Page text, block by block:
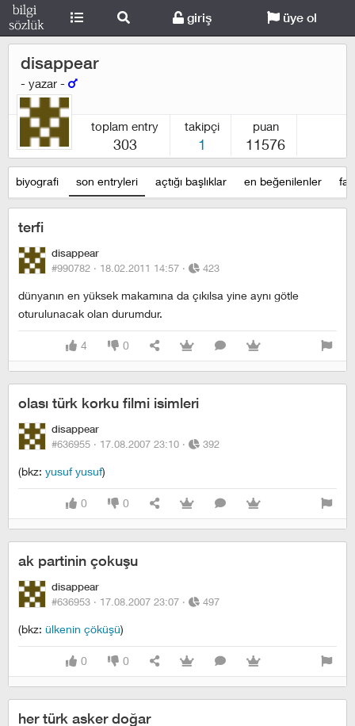
giriş üye ol
disappear
- yazar -
toplam entry
303
takipçi
1
puan
11576
biyografi son entryleri açtığı başlıklar en beğenilenler
terfi
disappear
#990782 · 18.02.2011 14:57 · 423
dünyanın en yüksek makamına da çıkılsa yine aynı götle
oturulunacak olan durumdur.
4 0
olası türk korku filmi isimleri
disappear
#636955 · 17.08.2007 23:10 · 392
(bkz: yusuf yusuf)
0 0
ak partinin çokuşu
disappear
#636953 · 17.08.2007 23:07 · 497
(bkz: ülkenin çöküşü)
0 0
her türk asker doğar